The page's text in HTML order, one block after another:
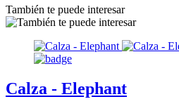
También te puede interesar
Calza - Elephant